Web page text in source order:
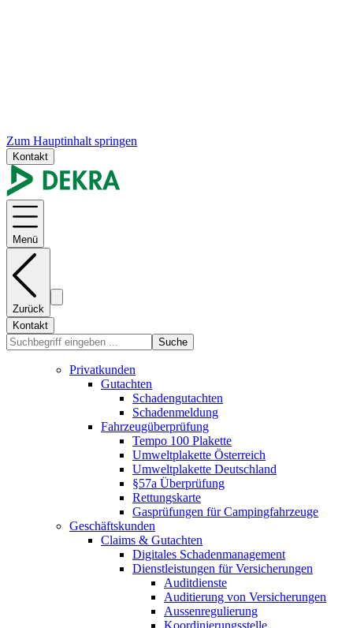
Zum Hauptinhalt springen
Kontakt
Menü
Zurück
Kontakt
Suche
Privatkunden
Gutachten
Schadengutachten
Schadenmeldung
Fahrzeugüberprüfung
Tempo 100 Plakette
Umweltplakette Österreich
Umweltplakette Deutschland
§57a Überprüfung
Rettungskarte
Gasprüfungen für Campingfahrzeuge
Geschäftskunden
Claims & Gutachten
Digitales Schadenmanagement
Dienstleistungen für Versicherungen
Auditdienste
Auditierung von Versicherungen
Aussenregulierung
Koordinierungsstelle